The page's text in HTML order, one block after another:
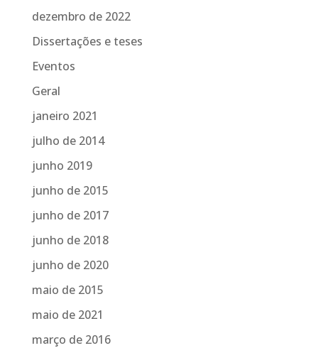
dezembro de 2022
Dissertações e teses
Eventos
Geral
janeiro 2021
julho de 2014
junho 2019
junho de 2015
junho de 2017
junho de 2018
junho de 2020
maio de 2015
maio de 2021
março de 2016